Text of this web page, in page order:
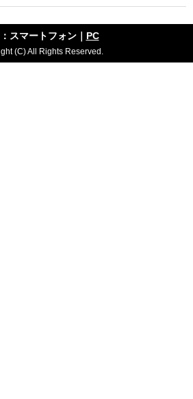
スマートフォン｜ PC
(C) All Rights Reserved.